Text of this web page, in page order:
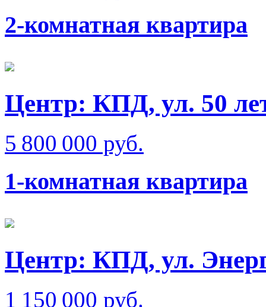
2-комнатная квартира
Центр: КПД, ул. 50
5 800 000 руб.
1-комнатная квартира
Центр: КПД, ул.
1 150 000 руб.